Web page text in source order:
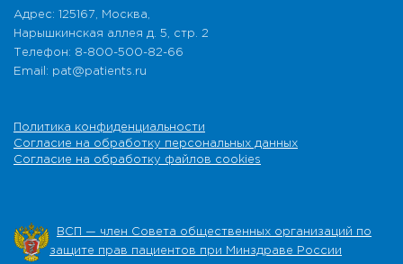
Адрес: 125167, Москва,
Нарышкинская аллея д. 5, стр. 2
Телефон: 8-800-500-82-66
Email: pat@patients.ru
Политика конфиденциальности
Согласие на обработку персональных данных
Согласие на обработку файлов cookies
ВСП — член Совета общественных организаций по
защите прав пациентов при Минздраве России